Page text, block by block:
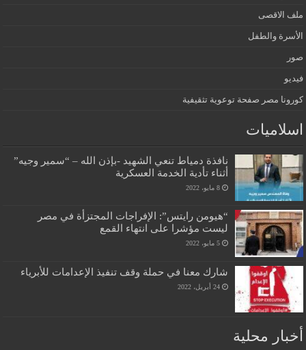
ملف الاقصى
الأسرة والطفل
صور
فيديو
كورونا مصر صفحة توعوية تثقيفية
اسلاميات
نافذة دمياط تنعي الشهيد -بإذن الله – “سمير وجيه”
أثناء تأدية الخدمة العسكرية
8 مايو، 2022
“هيومن رايتس”: الإفراجات المجتزأة في مصر
ليست مؤشرا على انتهاء القمع
5 مايو، 2022
شارك معنا في حملة وقف تنفيذ الإعدامات للأبرياء
24 أبريل، 2022
أخبار محلية